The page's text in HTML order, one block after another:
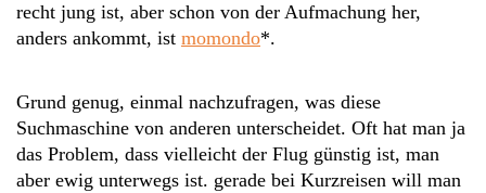
recht jung ist, aber schon von der Aufmachung her,
anders ankommt, ist momondo*.
Grund genug, einmal nachzufragen, was diese
Suchmaschine von anderen unterscheidet. Oft hat man ja
das Problem, dass vielleicht der Flug günstig ist, man
aber ewig unterwegs ist. gerade bei Kurzreisen will man